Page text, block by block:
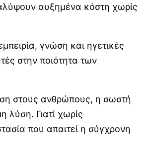
αυξημένα κόστη χωρίς
γνώση και ηγετικές
στην ποιότητα των
στους ανθρώπους, η σωστή
λύση. Γιατί χωρίς
που απαιτεί η σύγχρονη